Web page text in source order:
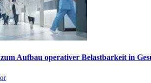
Aufbau operativer Belastbarkeit in